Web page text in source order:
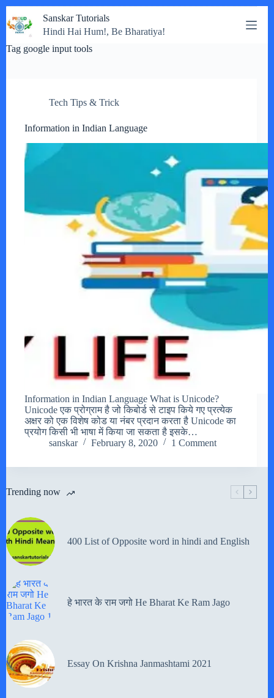
to
content
Sanskar Tutorials
Hindi Hai Hum!, Be Bharatiya!
Tag google input tools
Tech Tips & Trick
Information in Indian Language
Information in Indian Language What is Unicode?
Unicode एक प्रोग्राम है जो किबोर्ड से टाइप किये गए प्रत्येक
अक्षर को एक विशेष कोड या नंबर प्रदान करता है Unicode का
प्रयोग किसी भी भाषा में किया जा सकता है इसके…
sanskar
February 8, 2020 1 Comment
Trending now
400 List of Opposite word in hindi and English
हे भारत के राम जगो He Bharat Ke Ram Jago
Essay On Krishna Janmashtami 2021